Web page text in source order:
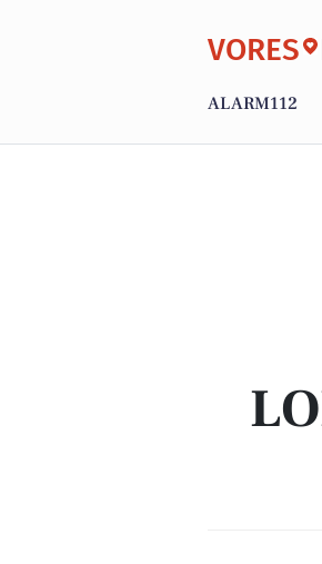
VORES
ALARM112